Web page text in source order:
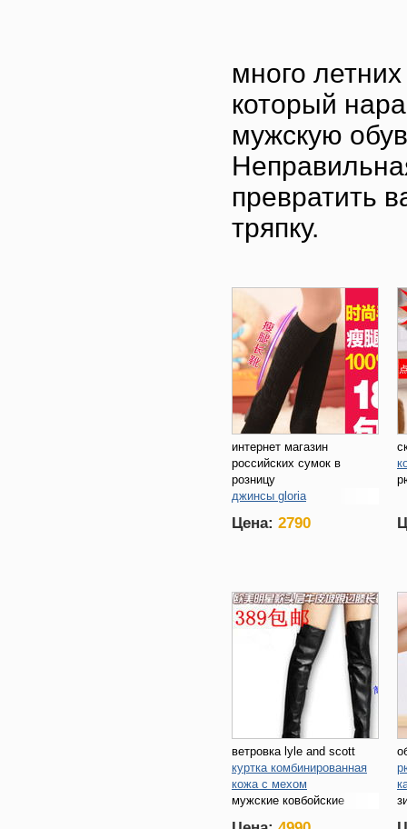
много
который
мужскую
превратить
тряпку.
интернет магазин
российских сумок в
розницу
джинсы gloria
Цена: 2790
ветровка lyle and scott
куртка комбинированная
кожа с мехом
мужские ковбойские